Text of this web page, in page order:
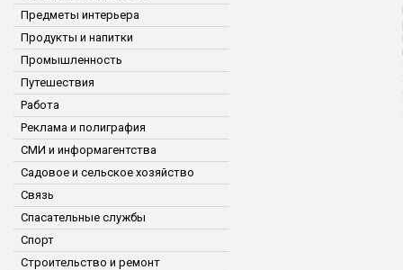
Предметы интерьера
Продукты и напитки
Промышленность
Путешествия
Работа
Реклама и полиграфия
СМИ и информагентства
Садовое и сельское хозяйство
Связь
Спасательные службы
Спорт
Строительство и ремонт